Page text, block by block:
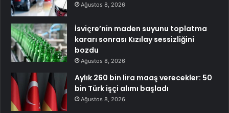
Ağustos 8, 2026
İsviçre’nin maden suyunu toplatma
kararı sonrası Kızılay sessizliğini
bozdu
Ağustos 8, 2026
Aylık 260 bin lira maaş verecekler: 50
bin Türk işçi alımı başladı
Ağustos 8, 2026